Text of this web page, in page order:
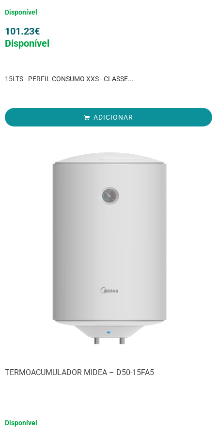
Disponível
101.23€
Disponível
15LTS - PERFIL CONSUMO XXS - CLASSE...
ADICIONAR
TERMOACUMULADOR MIDEA – D50-15FA5
Disponível